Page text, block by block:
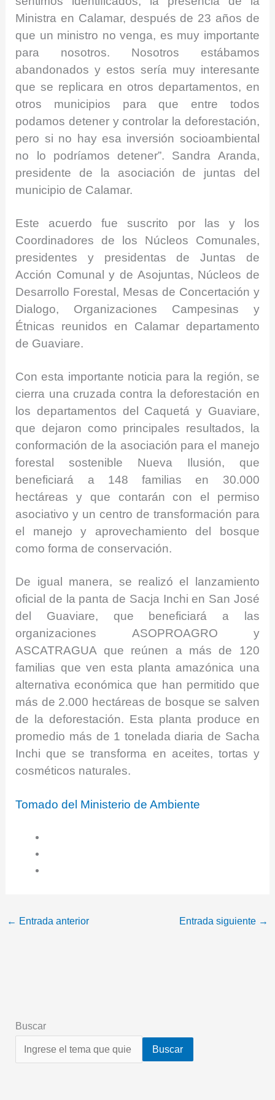
Ministra en Calamar, después de 23 años de
que un ministro no venga, es muy importante
para nosotros. Nosotros estábamos
abandonados y estos sería muy interesante
que se replicara en otros departamentos, en
otros municipios para que entre todos
podamos detener y controlar la deforestación,
pero si no hay esa inversión socioambiental
no lo podríamos detener”. Sandra Aranda,
presidente de la asociación de juntas del
municipio de Calamar.
Este acuerdo fue suscrito por las y los
Coordinadores de los Núcleos Comunales,
presidentes y presidentas de Juntas de
Acción Comunal y de Asojuntas, Núcleos de
Desarrollo Forestal, Mesas de Concertación y
Dialogo, Organizaciones Campesinas y
Étnicas reunidos en Calamar departamento
de Guaviare.
Con esta importante noticia para la región, se
cierra una cruzada contra la deforestación en
los departamentos del Caquetá y Guaviare,
que dejaron como principales resultados, la
conformación de la asociación para el manejo
forestal sostenible Nueva Ilusión, que
beneficiará a 148 familias en 30.000
hectáreas y que contarán con el permiso
asociativo y un centro de transformación para
el manejo y aprovechamiento del bosque
como forma de conservación.
De igual manera, se realizó el lanzamiento
oficial de la panta de Sacja Inchi en San José
del Guaviare, que beneficiará a las
organizaciones ASOPROAGRO y
ASCATRAGUA que reúnen a más de 120
familias que ven esta planta amazónica una
alternativa económica que han permitido que
más de 2.000 hectáreas de bosque se salven
de la deforestación. Esta planta produce en
promedio más de 1 tonelada diaria de Sacha
Inchi que se transforma en aceites, tortas y
cosméticos naturales.
Tomado del Ministerio de Ambiente
← Entrada anterior Entrada siguiente →
Buscar
Buscar